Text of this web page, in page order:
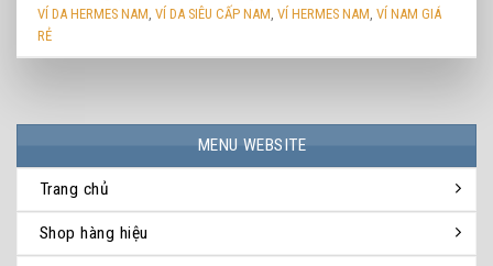
VÍ DA HERMES NAM ,VÍ DA SIÊU CẤP NAM ,VÍ HERMES NAM ,VÍ NAM GIÁ
RẺ
MENU WEBSITE
Trang chủ
Shop hàng hiệu